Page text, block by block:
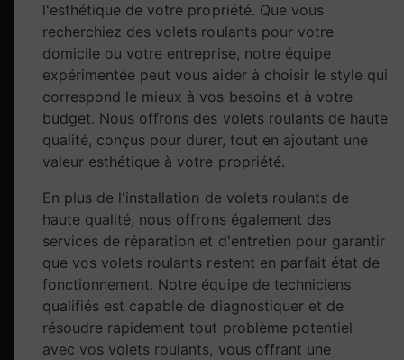
l'esthétique de votre propriété. Que vous
recherchiez des volets roulants pour votre
domicile ou votre entreprise, notre équipe
expérimentée peut vous aider à choisir le style qui
correspond le mieux à vos besoins et à votre
budget. Nous offrons des volets roulants de haute
qualité, conçus pour durer, tout en ajoutant une
valeur esthétique à votre propriété.
En plus de l'installation de volets roulants de
haute qualité, nous offrons également des
services de réparation et d'entretien pour garantir
que vos volets roulants restent en parfait état de
fonctionnement. Notre équipe de techniciens
qualifiés est capable de diagnostiquer et de
résoudre rapidement tout problème potentiel
avec vos volets roulants, vous offrant une